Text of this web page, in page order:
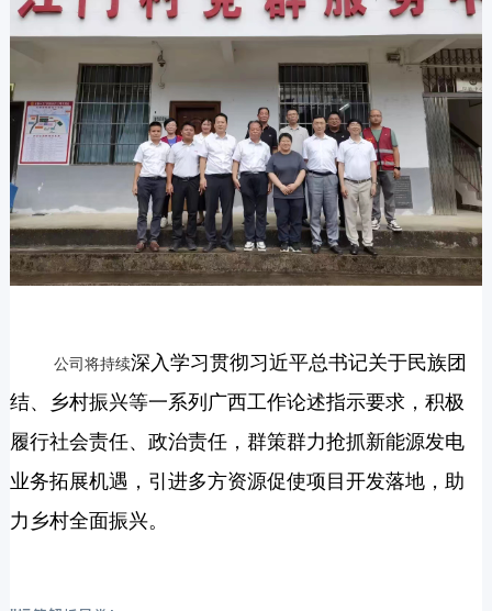
公司将持续深入学习贯彻习近平总书记关于民族团
结、乡村振兴等一系列广西工作论述指示要求，积极
履行社会责任、政治责任，群策群力抢抓新能源发电
业务拓展机遇，引进多方资源促使项目开发落地， 助
力乡村全面振兴。